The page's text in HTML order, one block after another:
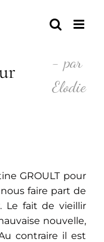
- par
Elodie
GROULT pour
faire part de
Le fait de vieillir
nouvelle,
contraire il est